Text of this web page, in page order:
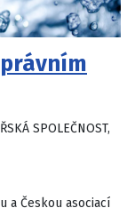
SPOLEČNOST,
a Českou asociací